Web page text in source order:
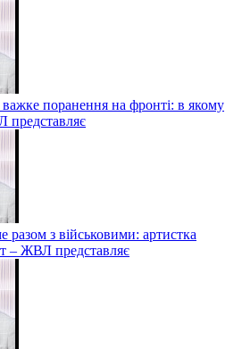
поранення на фронті: в якому
представляє
разом з військовими: артистка
– ЖВЛ представляє